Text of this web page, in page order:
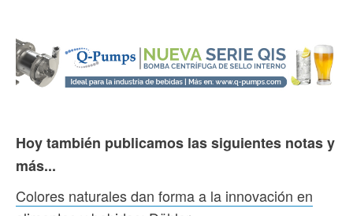
Hoy también publicamos las siguientes notas y
más...
Colores naturales dan forma a la innovación en